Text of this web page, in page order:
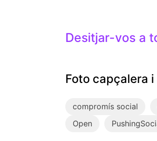
Desitjar-vos a
Foto capçalera
compromís social
Open